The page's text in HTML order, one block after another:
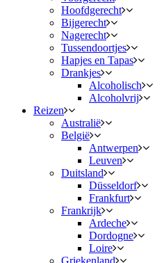
Hoofdgerecht
Bijgerecht
Nagerecht
Tussendoortjes
Hapjes en Tapas
Drankjes
Alcoholisch
Alcoholvrij
Reizen
Australië
België
Antwerpen
Leuven
Duitsland
Düsseldorf
Frankfurt
Frankrijk
Ardeche
Dordogne
Loire